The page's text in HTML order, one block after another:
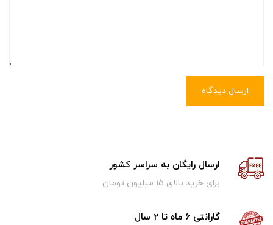
ارسال دیدگاه
ارسال رایگان به سراسر کشور
برای خرید بالای ۱5 میلیون تومان
گارانتی 6 ماه تا 2 سال